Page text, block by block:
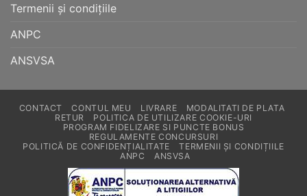
Termenii și condițiile
ANPC
ANSVSA
CONTACT CONTUL MEU LIVRARE
MODALITATI DE PLATA
RETUR
POLITICA DE UTILIZARE COOKIE-URI
PROGRAM FIDELIZARE SI PUNCTE BONUS
REGULAMENTE CONCURSURI
POLITICĂ DE CONFIDENȚIALITATE
TERMENII ȘI CONDIȚIILE
ANPC
ANSVSA